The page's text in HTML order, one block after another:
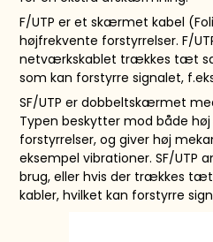
F/UTP er et skærmet kabel
højfrekvente forstyrrelser. F/
netværkskablet trækkes tæt
som kan forstyrre signalet,
SF/UTP er dobbeltskærmet
Typen beskytter mod både
forstyrrelser, og giver høj
eksempel vibrationer. SF/UTP
brug, eller hvis der trækkes
kabler, hvilket kan forstyrre